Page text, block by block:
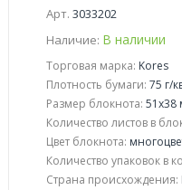
Арт. 3033202
Наличие: В наличии
Торговая марка: Kores
Плотность бумаги: 75 г/
Размер блокнота: 51x38
Количество листов в
Цвет блокнота:
Количество упаковок в
Страна происхождения: